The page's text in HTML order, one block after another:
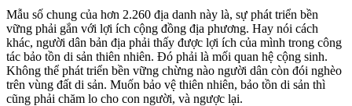
Mẫu số chung của hơn 2.260 địa danh này là, sự phát triển bền
vững phải gắn với lợi ích cộng đồng địa phương. Hay nói cách
khác, người dân bản địa phải thấy được lợi ích của mình trong công
tác bảo tồn di sản thiên nhiên. Đó phải là mối quan hệ cộng sinh.
Không thể phát triển bền vững chừng nào người dân còn đói nghèo
trên vùng đất di sản. Muốn bảo vệ thiên nhiên, bảo tồn di sản thì
cũng phải chăm lo cho con người, và ngược lại.